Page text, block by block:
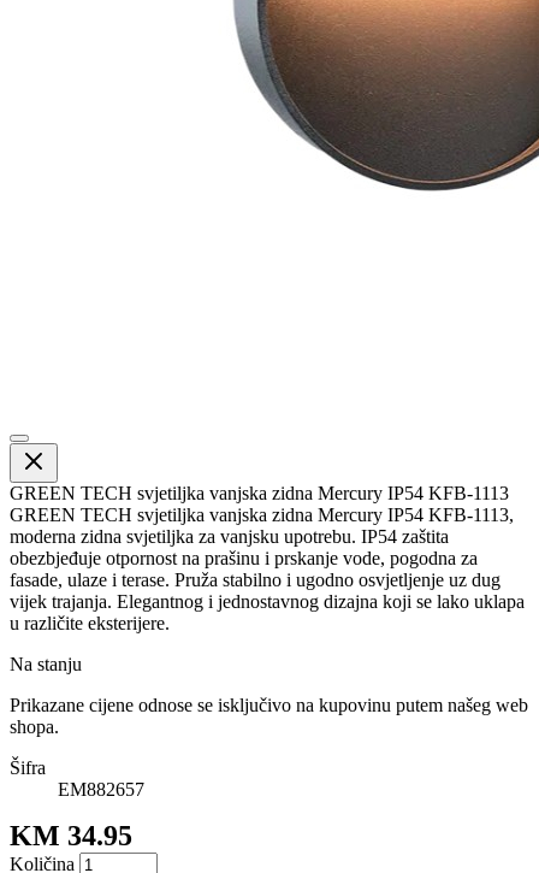
GREEN TECH svjetiljka vanjska zidna Mercury IP54 KFB-1113
GREEN TECH svjetiljka vanjska zidna Mercury IP54 KFB-1113,
moderna zidna svjetiljka za vanjsku upotrebu. IP54 zaštita
obezbjeđuje otpornost na prašinu i prskanje vode, pogodna za
fasade, ulaze i terase. Pruža stabilno i ugodno osvjetljenje uz dug
vijek trajanja. Elegantnog i jednostavnog dizajna koji se lako uklapa
u različite eksterijere.
Na stanju
Prikazane cijene odnose se isključivo na kupovinu putem našeg web
shopa.
Šifra
EM882657
KM 34.95
Količina